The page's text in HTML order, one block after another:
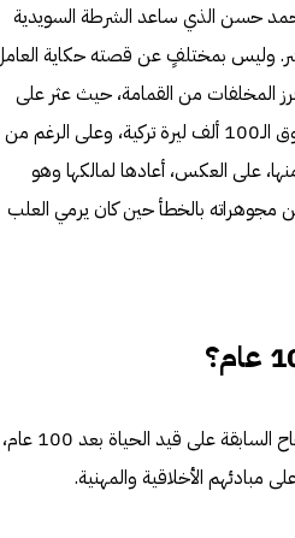
حسن الذي ساعد الشرطة السويدية
وليس بمختلفٍ عن قصته حكاية
المخلفات من القمامة، حيث عثر على
مجموعة خواتم ذهبية قيمتها تفوق الـ100 ألف ليرة تركية، وعلى الرغم من
على العكس، أعادها لمالكها وهو
بالخطأ حين كان يرمي العلب
ربما لن يكون أبطال قصص النجاح السابقة على قيد الحياة بعد 100 عام،
مبادئهم الأخلاقية والمهنية.